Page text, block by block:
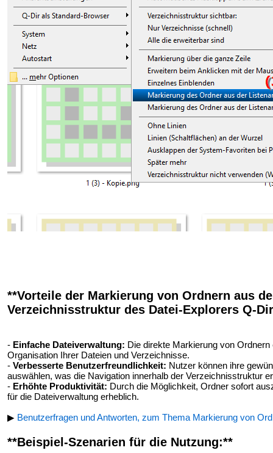
**Vorteile der Markierung von Ordnern aus
Verzeichnisstruktur des Datei-Explorers Q-
- Einfache Dateiverwaltung: Die direkte Markierung von
Organisation Ihrer Dateien und Verzeichnisse.
- Verbesserte Benutzerfreundlichkeit: Nutzer können ihre
auswählen, was die Navigation innerhalb der Verzeichnisstruktur
- Erhöhte Produktivität: Durch die Möglichkeit, Ordner sofort
für die Dateiverwaltung erheblich.
▶ Benutzerfragen und Antworten, zum Thema Markierung von
**Beispiel-Szenarien für die Nutzung:**